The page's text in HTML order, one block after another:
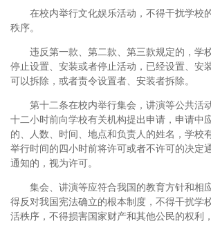
在校内举行文化娱乐活动，不得干扰学校
秩序。
违反第一款、第二款、第三款规定的，学
停止设置、安装或者停止活动，已经设置、安
可以拆除，或者责令设置者、安装者拆除。
第十二条在校内举行集会，讲演等公共活
十二小时前向学校有关机构提出申请，申请中
的、人数、时间、地点和负责人的姓名，学校
举行时间的四小时前将许可或者不许可的决定
通知的，视为许可。
集会、讲演等应符合我国的教育方针和相
得反对我国宪法确立的根本制度，不得干扰学
活秩序，不得损害国家财产和其他公民的权利，